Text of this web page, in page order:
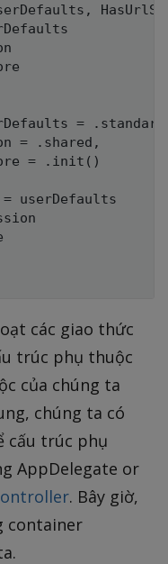
=
= .shared,
= .init()
userDefaults
các giao thức
trúc phụ thuộc
của chúng ta
chúng ta có
cấu trúc phụ
AppDelegate or
. Bây giờ,
container